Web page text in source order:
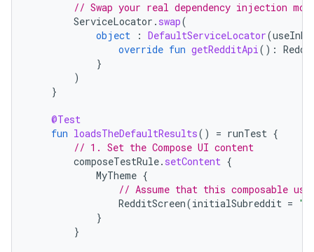
// Swap your real dependency injection
ServiceLocator . swap(
object
: DefaultServiceLocator(
override fun getRedditApi():
}
)
}
@Test
fun loadsTheDefaultResults() = runTest {
// 1. Set the Compose UI content
composeTestRule. setContent {
MyTheme {
// Assume that this composable
RedditScreen(initialSubreddit =
}
}